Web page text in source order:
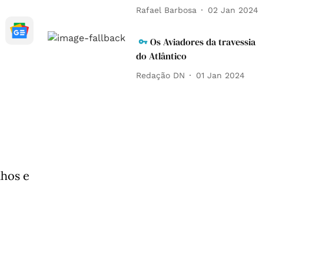
e
Rafael Barbosa 02 Jan 2024
Os Aviadores da travessia
do Atlântico
Redação DN 01 Jan 2024